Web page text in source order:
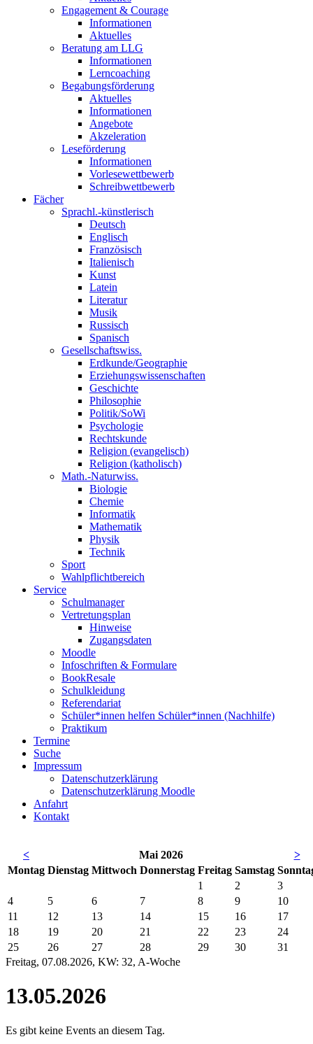
Engagement & Courage
Informationen
Aktuelles
Beratung am LLG
Informationen
Lerncoaching
Begabungsförderung
Aktuelles
Informationen
Angebote
Akzeleration
Leseförderung
Informationen
Vorlesewettbewerb
Schreibwettbewerb
Fächer
Sprachl.-künstlerisch
Deutsch
Englisch
Französisch
Italienisch
Kunst
Latein
Literatur
Musik
Russisch
Spanisch
Gesellschaftswiss.
Erdkunde/Geographie
Erziehungswissenschaften
Geschichte
Philosophie
Politik/SoWi
Psychologie
Rechtskunde
Religion (evangelisch)
Religion (katholisch)
Math.-Naturwiss.
Biologie
Chemie
Informatik
Mathematik
Physik
Technik
Sport
Wahlpflichtbereich
Service
Schulmanager
Vertretungsplan
Hinweise
Zugangsdaten
Moodle
Infoschriften & Formulare
BookResale
Schulkleidung
Referendariat
Schüler*innen helfen Schüler*innen (Nachhilfe)
Praktikum
Termine
Suche
Impressum
Datenschutzerklärung
Datenschutzerklärung Moodle
Anfahrt
Kontakt
< Mai 2026
>
Montag Dienstag Mittwoch Donnerstag Freitag Samstag So
1
2
3
4
5 6 7 8 9
10
11
12 13 14 15 16
17
18
19 20 21 22 23
24
25
26 27 28 29 30
31
Freitag, 07.08.2026, KW: 32, A-Woche
13.05.2026
Es gibt keine Events an diesem Tag.